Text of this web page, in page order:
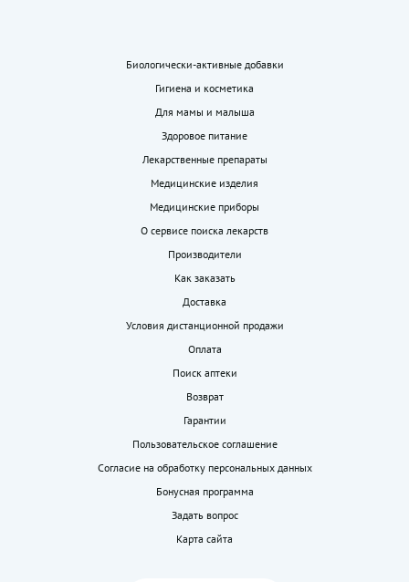
Биологически-активные добавки
Гигиена и косметика
Для мамы и малыша
Здоровое питание
Лекарственные препараты
Медицинские изделия
Медицинские приборы
О сервисе поиска лекарств
Производители
Как заказать
Доставка
Условия дистанционной продажи
Оплата
Поиск аптеки
Возврат
Гарантии
Пользовательское соглашение
Согласие на обработку персональных данных
Бонусная программа
Задать вопрос
Карта сайта